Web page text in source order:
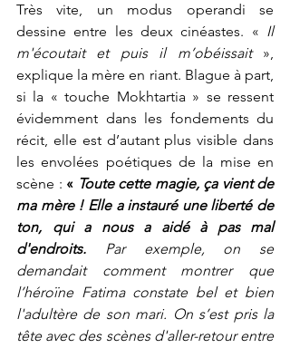
Très vite, un modus operandi se
dessine entre les deux cinéastes. « Il
m'écoutait et puis il m’obéissait »,
explique la mère en riant. Blague à part,
si la « touche Mokhtartia » se ressent
évidemment dans les fondements du
récit, elle est d’autant plus visible dans
les envolées poétiques de la mise en
scène : « Toute cette magie, ça vient de
ma mère ! Elle a instauré une liberté de
ton, qui a nous a aidé à pas mal
d'endroits. Par exemple, on se
demandait comment montrer que
l’héroïne Fatima constate bel et bien
l'adultère de son mari. On s’est pris la
tête avec des scènes d'aller-retour entre